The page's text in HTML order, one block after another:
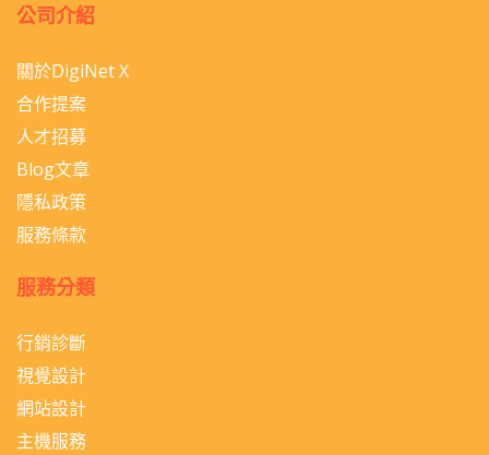
公司介紹
關於DigiNet X
合作提案
人才招募
Blog文章
隱私政策
服務條款
服務分類
行銷診斷
視覺設計
網站設計
主機服務